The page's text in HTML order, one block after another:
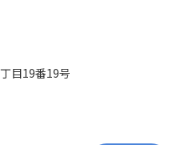
目19番19号